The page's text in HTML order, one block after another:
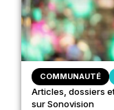
COMMUNAUTÉ
Articles, dossiers
sur Sonovision